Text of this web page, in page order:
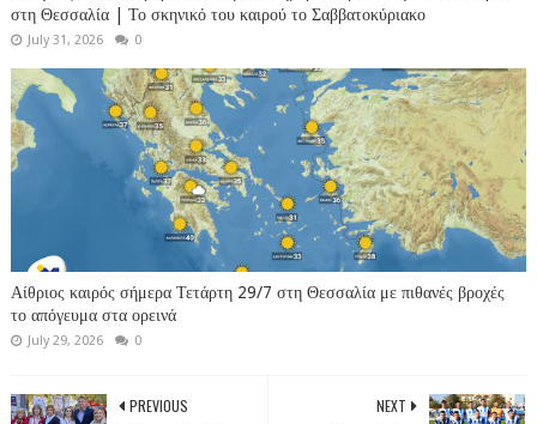
στη Θεσσαλία | Το σκηνικό του καιρού το Σαββατοκύριακο
July 31, 2026 0
Αίθριος καιρός σήμερα Τετάρτη 29/7 στη Θεσσαλία με πιθανές βροχές
το απόγευμα στα ορεινά
July 29, 2026 0
NEXT
PREVIOUS